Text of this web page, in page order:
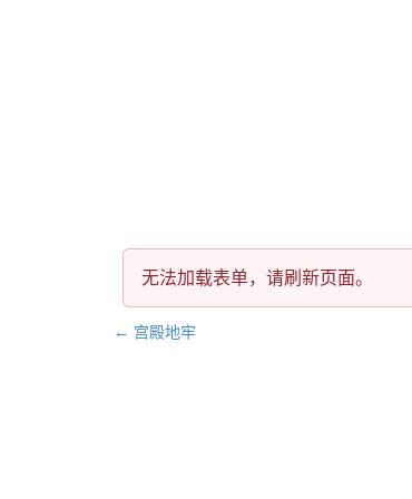
无法加载表单，请刷新页面。
文
← 宫殿地牢